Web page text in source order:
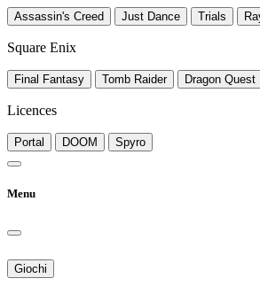
Assassin's Creed Just Dance Trials
Square Enix
Final Fantasy Tomb Raider Dragon Quest
Licences
Portal DOOM Spyro
Menu
Giochi